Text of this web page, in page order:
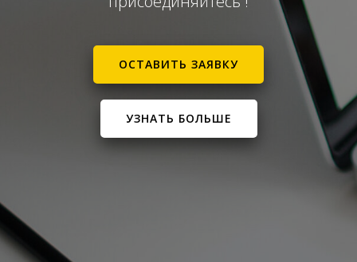
ОСТАВИТЬ ЗАЯВКУ
УЗНАТЬ БОЛЬШЕ